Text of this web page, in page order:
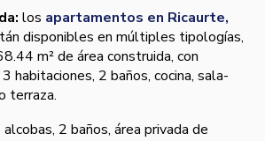
los apartamentos en Ricaurte,
disponibles en múltiples tipologías,
m² de área construida, con
habitaciones, 2 baños, cocina, sala-
terraza.
alcobas, 2 baños, área privada de